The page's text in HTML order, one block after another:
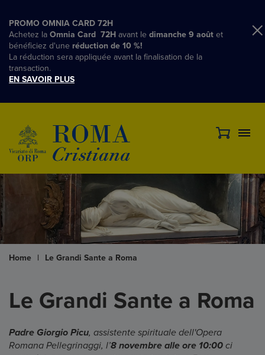
PROMO OMNIA CARD 72H
Achetez la Omnia Card 72H avant le dimanche 9 août et
bénéficiez d'une réduction de 10 %!
La réduction sera appliquée avant la finalisation de la
transaction.
EN SAVOIR PLUS
Home | Le Grandi Sante a Roma
Le Grandi Sante a Roma
Padre Giorgio Picu, assistente spirituale dell'Opera
Romana Pellegrinaggi, l’8 novembre alle ore 10:00 ci